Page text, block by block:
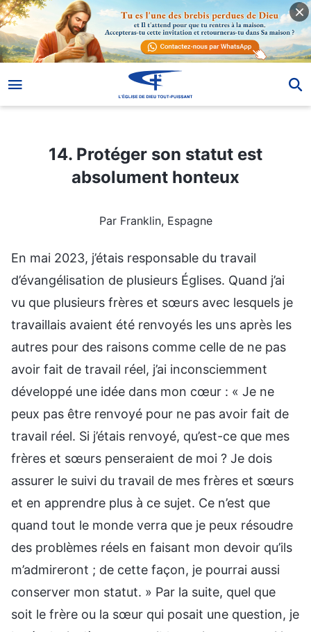
14. Protéger son statut est absolument honteux
14. Protéger son statut est
absolument honteux
Par Franklin, Espagne
En mai 2023, j’étais responsable du travail
d’évangélisation de plusieurs Églises. Quand j’ai
vu que plusieurs frères et sœurs avec lesquels je
travaillais avaient été renvoyés les uns après les
autres pour des raisons comme celle de ne pas
avoir fait de travail réel, j’ai inconsciemment
développé une idée dans mon cœur : « Je ne
peux pas être renvoyé pour ne pas avoir fait de
travail réel. Si j’étais renvoyé, qu’est-ce que mes
frères et sœurs penseraient de moi ? Je dois
assurer le suivi du travail de mes frères et sœurs
et en apprendre plus à ce sujet. Ce n’est que
quand tout le monde verra que je peux résoudre
des problèmes réels en faisant mon devoir qu’ils
m’admireront ; de cette façon, je pourrai aussi
conserver mon statut. » Par la suite, quel que
soit le frère ou la sœur qui posait une question, je